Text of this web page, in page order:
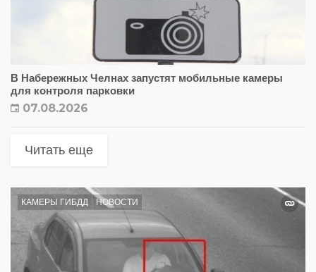
В Набережных Челнах запустят мобильные камеры
для контроля парковки
07.08.2026
Читать еще
КАМЕРЫ ГИБДД НОВОСТИ